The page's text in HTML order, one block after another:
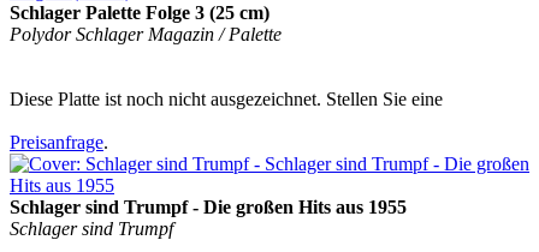
Schlager Palette Folge 3 (25 cm)
Polydor Schlager Magazin / Palette
Diese Platte ist noch nicht ausgezeichnet. Stellen Sie eine
Preisanfrage.
Schlager sind Trumpf - Die großen Hits aus 1955
Schlager sind Trumpf